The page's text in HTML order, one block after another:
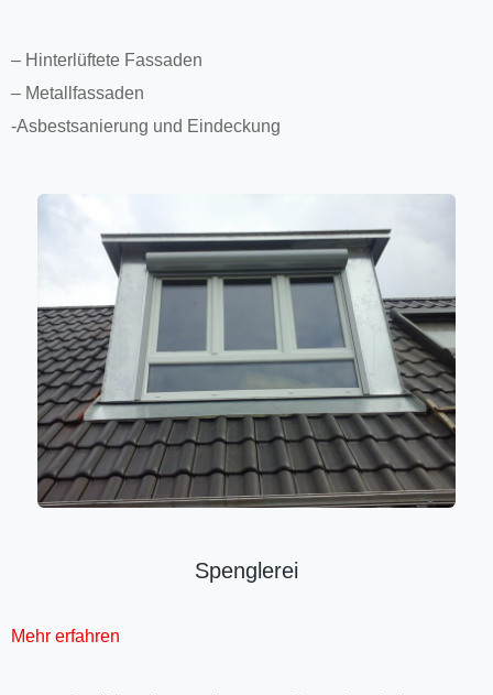
– Hinterlüftete Fassaden
– Metallfassaden
-Asbestsanierung und Eindeckung
Spenglerei
Mehr erfahren